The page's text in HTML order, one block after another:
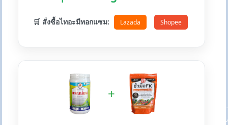
🛒 สั่งซื้อไทอะมีทอกแซม: Lazada Shopee
+